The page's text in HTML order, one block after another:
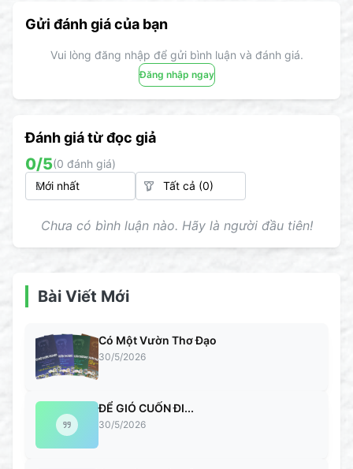
Gửi đánh giá của bạn
Vui lòng đăng nhập để gửi bình luận và đánh giá.
Đăng nhập ngay
Đánh giá từ đọc giả
0/5(0 đánh giá)
Chưa có bình luận nào. Hãy là người đầu tiên!
Bài Viết Mới
Có Một Vườn Thơ Đạo
30/5/2026
ĐỂ GIÓ CUỐN ĐI...
30/5/2026